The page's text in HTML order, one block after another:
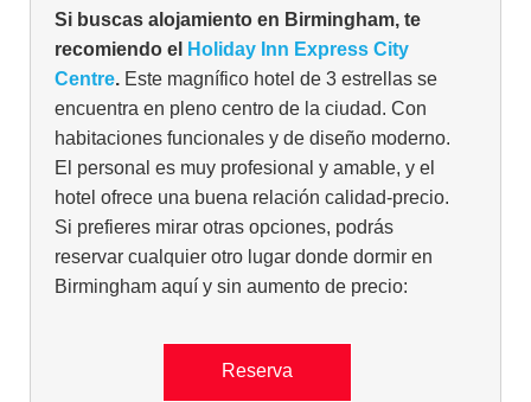
Si buscas alojamiento en Birmingham, te
recomiendo el
Holiday Inn Express City
Centre.Este magnífico hotel de 3 estrellas se
encuentra en pleno centro de la ciudad. Con
habitaciones funcionales y de diseño moderno.
El personal es muy profesional y amable, y el
hotel ofrece una buena relación calidad-precio.
Si prefieres mirar otras opciones, podrás
reservar cualquier otro lugar donde dormir en
Birmingham aquí y sin aumento de precio:
Reserva